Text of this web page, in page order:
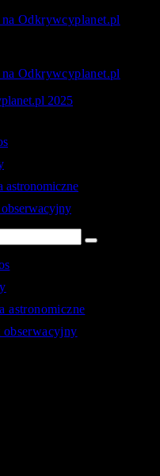
na Odkrywcyplanet.pl
na Odkrywcyplanet.pl
astronomiczne
obserwacyjny
astronomiczne
obserwacyjny